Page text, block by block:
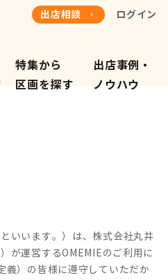
出店事例・
​ノウハウ
特集から
​区画を探す
出店相談 ログイン
いいます。）は、株式会社丸井
が運営するOMEMIEのご利用に
義）の皆様に遵守していただか